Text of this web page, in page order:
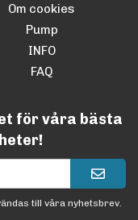
Om cookies
Pump
INFO
FAQ
för våra bästa
till våra nyhetsbrev.